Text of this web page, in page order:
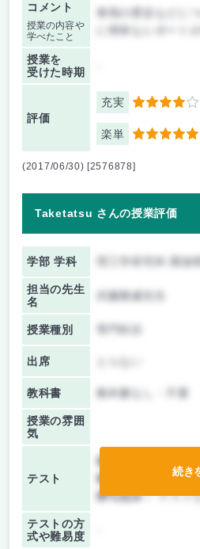
コメント
授業の内容や
学べたこと
車両の歴史などに
授業を
受けた時期
評価
充実 4
楽単 5
(2017/06/30) [2576878]
Taketatsu さんの授業評価
学部 学科 理工学研究科 開放
担当の先生
名
武藤雅威先生
授業種別
出席
教科書 教科書なし・不要
授業の雰囲
気
テスト
前期/中間：
後期/期末：
レポー
持ち込み：テスト
テストの方
式や難易度
続き